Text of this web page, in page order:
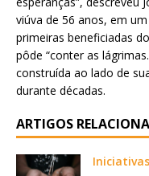
viúva de 56 anos, em
primeiras beneficiadas
pôde “conter as
construída ao lado de
durante décadas.
ARTIGOS